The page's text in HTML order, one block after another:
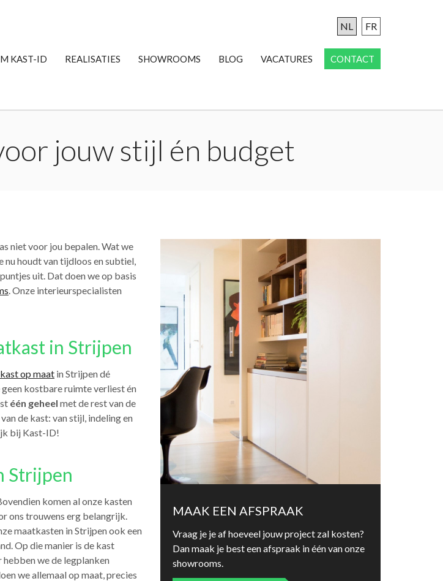
KAST-ID REALISATIES SHOWROOMS BLOG VACATURES CONTACT
NL FR
jouw stijl én budget
niet voor jou bepalen. Wat we
nu houdt van tijdloos en subtiel,
uit. Dat doen we op basis
. Onze interieurspecialisten
in Strijpen
op maat in Strijpen dé
geen kostbare ruimte verliest én
één geheel met de rest van de
de kast: van stijl, indeling en
bij Kast-ID!
Strijpen
komen al onze kasten
ons trouwens erg belangrijk.
maatkasten in Strijpen ook een
Op die manier is de kast
we de legplanken
we allemaal op maat, precies
MAAK EEN AFSPRAAK
Vraag je je af hoeveel jouw project zal kosten?
Dan maak je best een afspraak in één van onze
showrooms.